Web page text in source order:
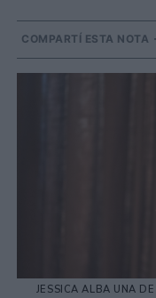
COMPARTÍ ESTA NOTA
JESSICA ALBA UNA